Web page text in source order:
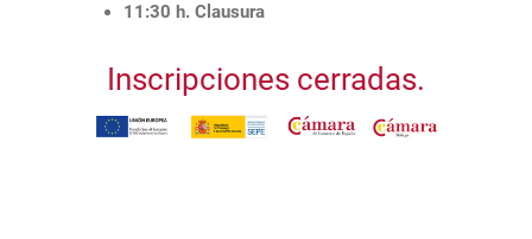
11:30 h. Clausura
Inscripciones cerradas.